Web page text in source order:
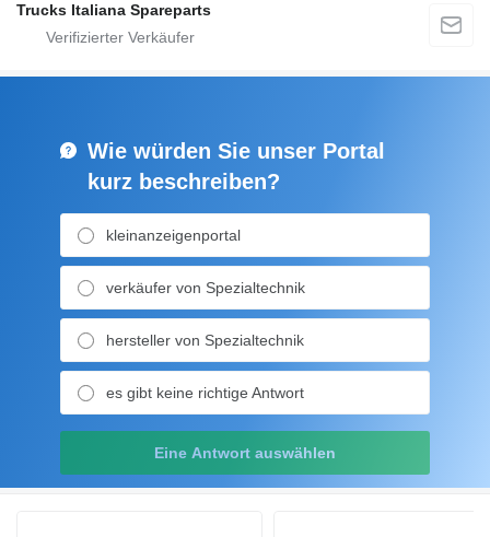
Trucks Italiana Spareparts
Wie würden Sie unser Portal
kurz beschreiben?
kleinanzeigenportal
verkäufer von Spezialtechnik
hersteller von Spezialtechnik
es gibt keine richtige Antwort
Eine Antwort auswählen